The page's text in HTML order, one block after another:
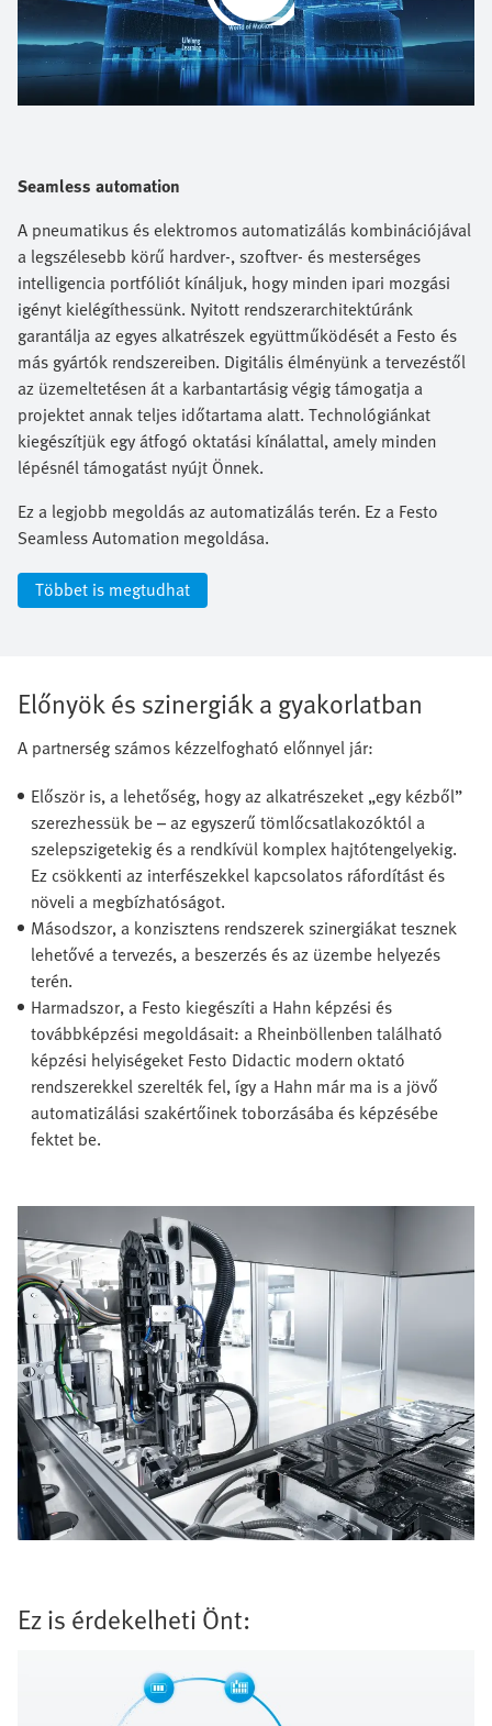
Video
Seamless automation
A pneumatikus és elektromos automatizálás kombinációjával
a legszélesebb körű hardver-, szoftver- és mesterséges
intelligencia portfóliót kínáljuk, hogy minden ipari mozgási
igényt kielégíthessünk. Nyitott rendszerarchitektúránk
garantálja az egyes alkatrészek együttműködését a Festo és
más gyártók rendszereiben. Digitális élményünk a tervezéstől
az üzemeltetésen át a karbantartásig végig támogatja a
projektet annak teljes időtartama alatt. Technológiánkat
kiegészítjük egy átfogó oktatási kínálattal, amely minden
lépésnél támogatást nyújt Önnek.​
Ez a legjobb megoldás az automatizálás terén. Ez a Festo
Seamless Automation megoldása.
Többet is megtudhat
Előnyök és szinergiák a gyakorlatban
A partnerség számos kézzelfogható előnnyel jár:
Először is, a lehetőség, hogy az alkatrészeket „egy kézből”
szerezhessük be – az egyszerű tömlőcsatlakozóktól a
szelepszigetekig és a rendkívül komplex hajtótengelyekig.
Ez csökkenti az interfészekkel kapcsolatos ráfordítást és
növeli a megbízhatóságot.
Másodszor, a konzisztens rendszerek szinergiákat tesznek
lehetővé a tervezés, a beszerzés és az üzembe helyezés
terén.
Harmadszor, a Festo kiegészíti a Hahn képzési és
továbbképzési megoldásait: a Rheinböllenben található
képzési helyiségeket Festo Didactic modern oktató
rendszerekkel szerelték fel, így a Hahn már ma is a jövő
automatizálási szakértőinek toborzásába és képzésébe
fektet be.
Ez is érdekelheti Önt: